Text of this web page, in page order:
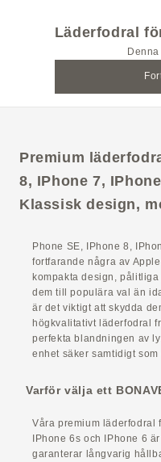
Läderfodral
Premium
8, IPhone 7,
Klassisk design,
Phone SE, IPhone 8,
fortfarande några av
kompakta design,
dem till populära val än
är det viktigt att skydda
högkvalitativt läderfodral
perfekta blandningen av
enhet säker samtidigt
Varför välja ett
Våra premium läderfodral
IPhone 6s och IPhone 6
garanterar långvarig